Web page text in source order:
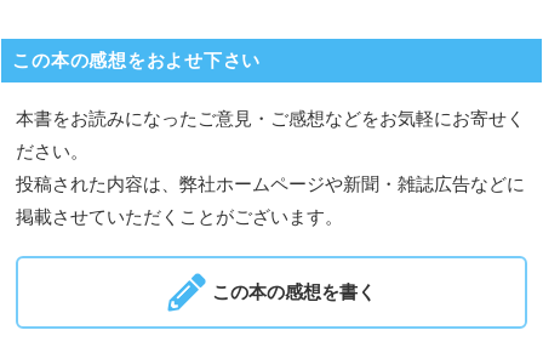
この本の感想をおよせ下さい
本書をお読みになったご意見・ご感想などをお気軽にお寄せく
ださい。
投稿された内容は、弊社ホームページや新聞・雑誌広告などに
掲載させていただくことがございます。
この本の感想を書く